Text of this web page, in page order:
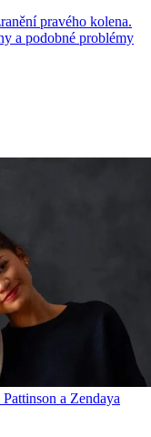
pravého kolena.
a podobné problémy
a Zendaya